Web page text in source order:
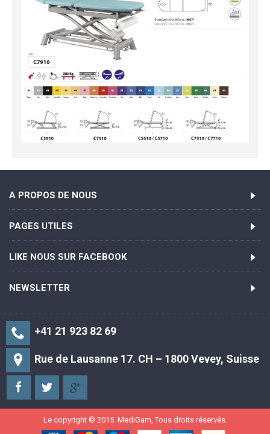
A PROPOS DE NOUS
PAGES UTILES
LIKE NOUS SUR FACEBOOK
NEWSLETTER
+41 21 923 82 69
Rue de Lausanne 17. CH – 1800 Vevey, Suisse
Le copyright © 2015. MediGam, Tous droits réservés.